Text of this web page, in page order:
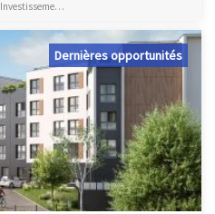
Investissement et Défiscalisation, Jeanbrun
Dernières opportunités